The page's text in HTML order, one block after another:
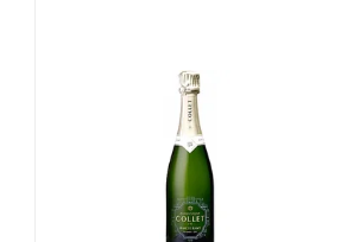
Collet Brut Blanc de Blancs
Premier Cru je luxusní
šampaňské z hroznů
Chardonnay z prestižních
vinic Premier Cru a Grand
Cru. Objevte sílu, něhu a...